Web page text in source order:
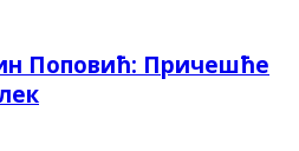
Поповић: Причешће